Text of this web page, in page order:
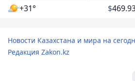
+31° $
Новости Казахстана и мира на
Редакция Zakon.kz